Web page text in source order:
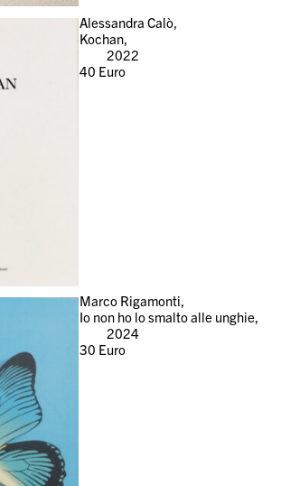
Alessandra Calò,
Kochan,
2022
40 Euro
Marco Rigamonti,
Io non ho lo smalto alle unghie,
2024
30 Euro